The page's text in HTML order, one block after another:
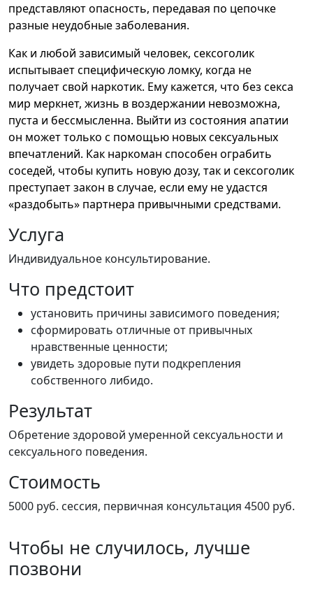
представляют опасность, передавая по цепочке
разные неудобные заболевания.
Как и любой зависимый человек, сексоголик
испытывает специфическую ломку, когда не
получает свой наркотик. Ему кажется, что без секса
мир меркнет, жизнь в воздержании невозможна,
пуста и бессмысленна. Выйти из состояния апатии
он может только с помощью новых сексуальных
впечатлений. Как наркоман способен ограбить
соседей, чтобы купить новую дозу, так и сексоголик
преступает закон в случае, если ему не удастся
«раздобыть» партнера привычными средствами.
Услуга
Индивидуальное консультирование.
Что предстоит
установить причины зависимого поведения;
сформировать отличные от привычных
нравственные ценности;
увидеть здоровые пути подкрепления
собственного либидо.
Результат
Обретение здоровой умеренной сексуальности и
сексуального поведения.
Стоимость
5000 руб. сессия, первичная консультация 4500 руб.
Чтобы не случилось, лучше
позвони